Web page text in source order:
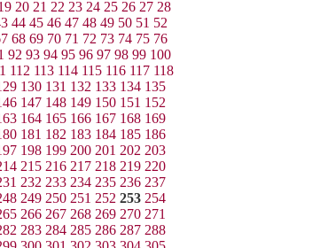
20 21 22 23 24 25 26 27 28
44 45 46 47 48 49 50 51 52
68 69 70 71 72 73 74 75 76
92 93 94 95 96 97 98 99 100
112 113 114 115 116 117 118
130 131 132 133 134 135
147 148 149 150 151 152
164 165 166 167 168 169
181 182 183 184 185 186
198 199 200 201 202 203
215 216 217 218 219 220
232 233 234 235 236 237
249 250 251 252 253 254
266 267 268 269 270 271
283 284 285 286 287 288